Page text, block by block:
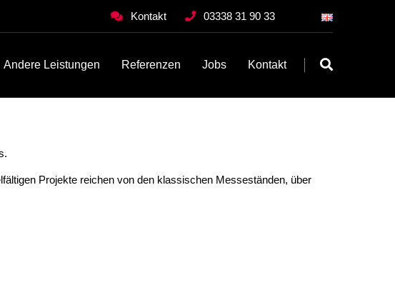
Kontakt 03338 31 90 33
Andere Leistungen Referenzen Jobs Kontakt
Projekte reichen von den klassischen Messeständen, über